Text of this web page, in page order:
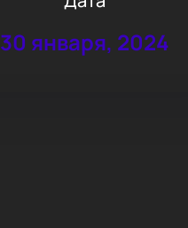
30 января, 2024